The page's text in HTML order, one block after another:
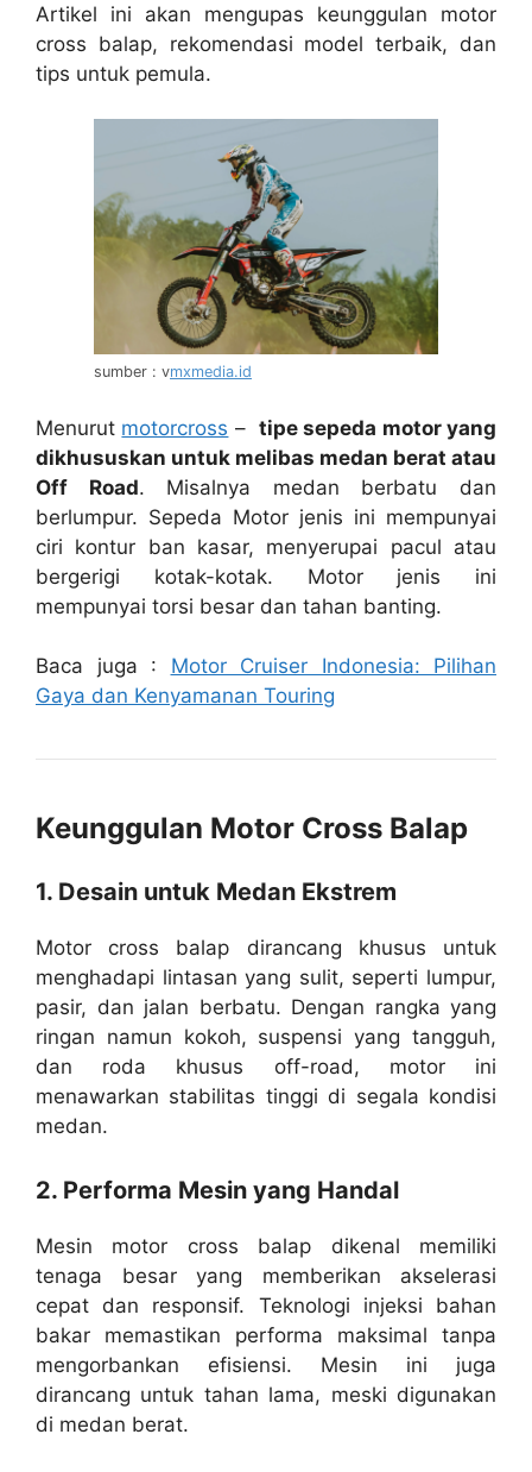
Artikel ini akan mengupas keunggulan motor
cross balap, rekomendasi model terbaik, dan
tips untuk pemula.
sumber : vmxmedia.id
Menurut motorcross – tipe sepeda motor yang
dikhususkan untuk melibas medan berat atau
Off Road. Misalnya medan berbatu dan
berlumpur. Sepeda Motor jenis ini mempunyai
ciri kontur ban kasar, menyerupai pacul atau
bergerigi kotak-kotak. Motor jenis ini
mempunyai torsi besar dan tahan banting.
Baca juga : Motor Cruiser Indonesia: Pilihan
Gaya dan Kenyamanan Touring
Keunggulan Motor Cross Balap
1. Desain untuk Medan Ekstrem
Motor cross balap dirancang khusus untuk
menghadapi lintasan yang sulit, seperti lumpur,
pasir, dan jalan berbatu. Dengan rangka yang
ringan namun kokoh, suspensi yang tangguh,
dan roda khusus off-road, motor ini
menawarkan stabilitas tinggi di segala kondisi
medan.
2. Performa Mesin yang Handal
Mesin motor cross balap dikenal memiliki
tenaga besar yang memberikan akselerasi
cepat dan responsif. Teknologi injeksi bahan
bakar memastikan performa maksimal tanpa
mengorbankan efisiensi. Mesin ini juga
dirancang untuk tahan lama, meski digunakan
di medan berat.